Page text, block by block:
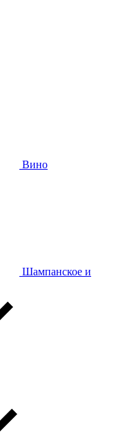
Вино
Шампанское и